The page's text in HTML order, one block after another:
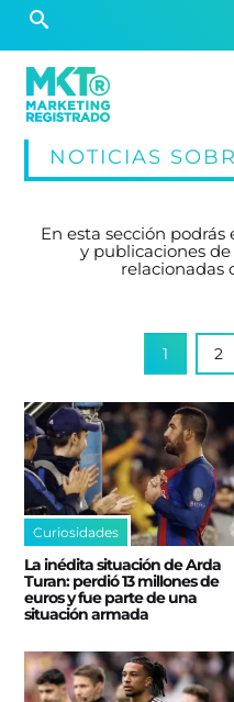
NOTICIAS
En esta sección
y publicaciones
relacionadas
1 2
Curiosidades
La inédita situación de Arda
Turan: perdió 13 millones de
euros y fue parte de una
situación armada